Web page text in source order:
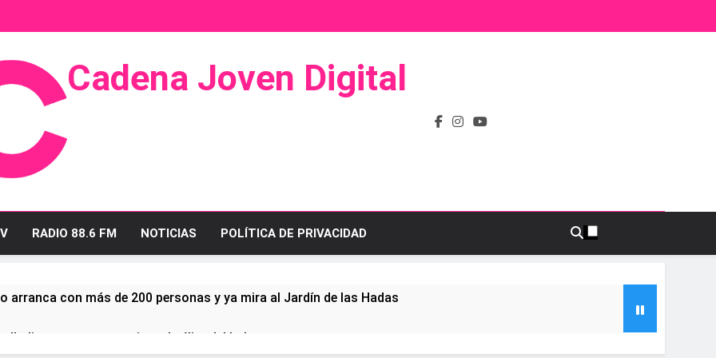
Cadena Joven Digital
Radio Y Televisión
RADIO 88.6 FM NOTICIAS POLÍTICA DE PRIVACIDAD
arranca con más de 200 personas y ya mira al Jardín de las Hadas
linense tras conquistar la élite del baloncesto